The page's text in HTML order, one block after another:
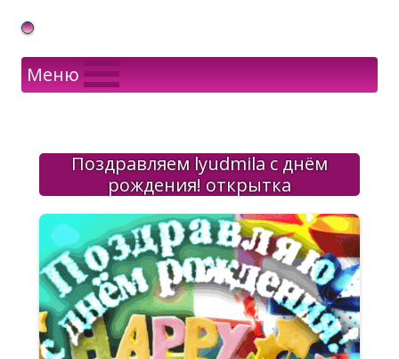
Gif Открытки в подарок
Меню
Поздравляем lyudmila с днём
рождения! открытка